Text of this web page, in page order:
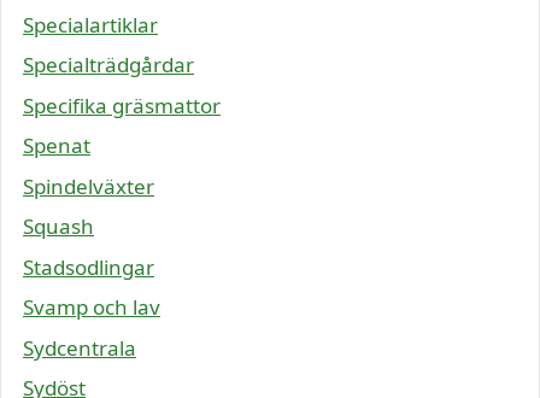
Specialartiklar
Specialträdgårdar
Specifika gräsmattor
Spenat
Spindelväxter
Squash
Stadsodlingar
Svamp och lav
Sydcentrala
Sydöst